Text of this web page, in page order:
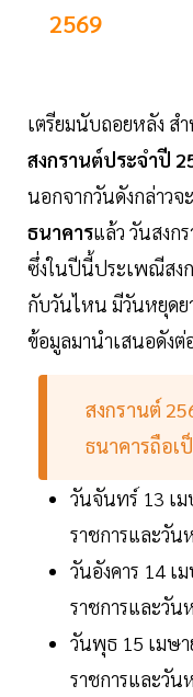
2569
เตรียมนับถอยหลัง ส
สงกรานต์ประจำปี
นอกจากวันดังกล่าวจ
ธนาคารแล้ว วันสงก
ซึ่งในปีนี้ประเพณีสง
กับวันไหน มีวันหยุดย
ข้อมูลมานำเสนอดังต่
สงกรานต์
ธนาคารถือ
วันจันทร์ 13 เ
ราชการและวัน
วันอังคาร 14 เ
ราชการและวัน
วันพุธ 15 เมษ
ราชการและวัน